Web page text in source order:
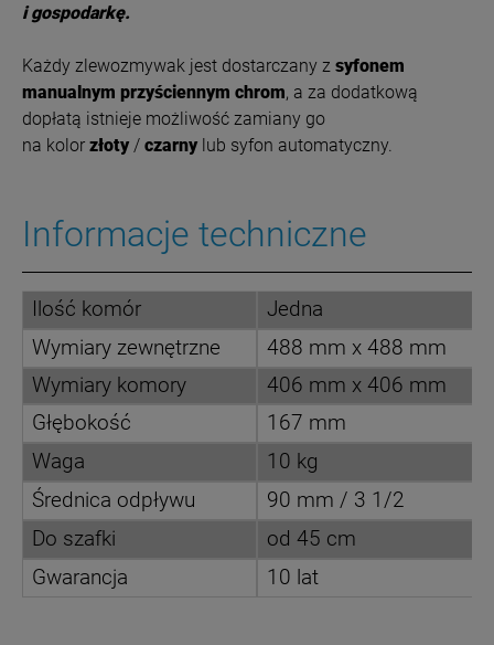
i gospodarkę.
Każdy zlewozmywak jest dostarczany z syfonem
manualnym przyściennym chrom, a za dodatkową
dopłatą istnieje możliwość zamiany go
na kolor złoty / czarny lub syfon automatyczny.
Informacje techniczne
Ilość komór
Jedna
Wymiary zewnętrzne
488 mm x 488 mm
Wymiary komory
406 mm x 406 mm
Głębokość
167 mm
Waga
10 kg
Średnica odpływu
90 mm / 3 1/2
Do szafki
od 45 cm
Gwarancja
10 lat